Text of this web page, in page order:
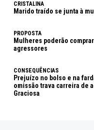
CRISTALINA
Marido traído se junta à
PROPOSTA
Mulheres poderão
agressores
CONSEQUÊNCIAS
Prejuízo no bolso e na
omissão trava carreira de
Graciosa